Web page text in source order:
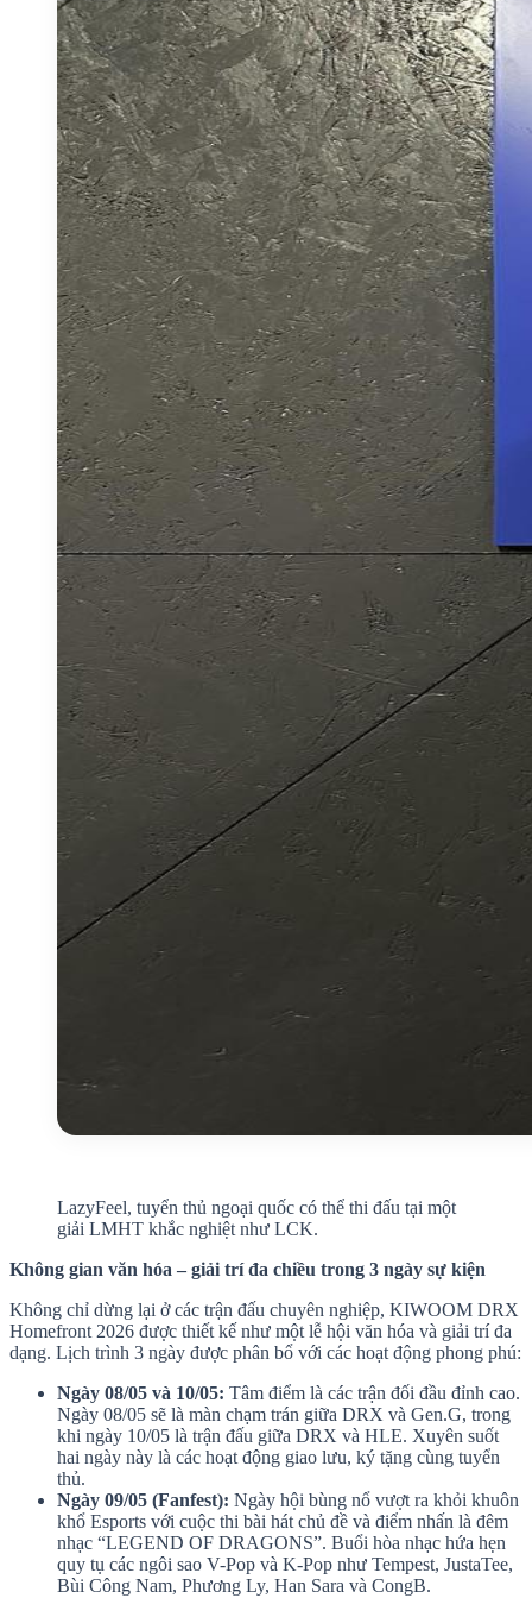
LazyFeel, tuyển thủ ngoại quốc có thể thi đấu tại một
giải LMHT khắc nghiệt như LCK.
Không gian văn hóa – giải trí đa chiều trong 3 ngày sự kiện
Không chỉ dừng lại ở các trận đấu chuyên nghiệp, KIWOOM DRX
Homefront 2026 được thiết kế như một lễ hội văn hóa và giải trí đa
dạng. Lịch trình 3 ngày được phân bổ với các hoạt động phong phú:
Ngày 08/05 và 10/05: Tâm điểm là các trận đối đầu đỉnh cao.
Ngày 08/05 sẽ là màn chạm trán giữa DRX và Gen.G, trong
khi ngày 10/05 là trận đấu giữa DRX và HLE. Xuyên suốt
hai ngày này là các hoạt động giao lưu, ký tặng cùng tuyển
thủ.
Ngày 09/05 (Fanfest): Ngày hội bùng nổ vượt ra khỏi khuôn
khổ Esports với cuộc thi bài hát chủ đề và điểm nhấn là đêm
nhạc “LEGEND OF DRAGONS”. Buổi hòa nhạc hứa hẹn
quy tụ các ngôi sao V-Pop và K-Pop như Tempest, JustaTee,
Bùi Công Nam, Phương Ly, Han Sara và CongB.